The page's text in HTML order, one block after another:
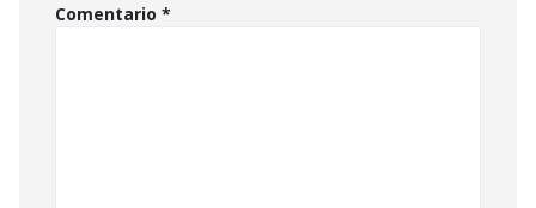
Comentario *